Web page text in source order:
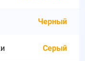
Черный
Серый